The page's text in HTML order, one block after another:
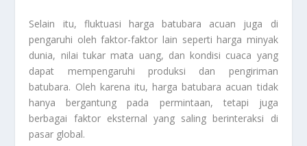
Selain itu, fluktuasi harga batubara acuan juga di
pengaruhi oleh faktor-faktor lain seperti harga minyak
dunia, nilai tukar mata uang, dan kondisi cuaca yang
dapat mempengaruhi produksi dan pengiriman
batubara. Oleh karena itu, harga batubara acuan tidak
hanya bergantung pada permintaan, tetapi juga
berbagai faktor eksternal yang saling berinteraksi di
pasar global.